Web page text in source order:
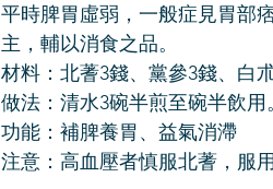
平時脾胃虛弱，一般症見胃部
主，輔以消食之品。
材料：北蓍3錢、黨參3錢、白
做法：清水3碗半煎至碗半飲用。
功能：補脾養胃、益氣消滯
注意：高血壓者慎服北蓍，服